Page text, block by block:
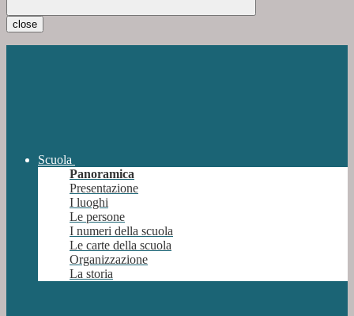
close
Scuola
Panoramica
Presentazione
I luoghi
Le persone
I numeri della scuola
Le carte della scuola
Organizzazione
La storia